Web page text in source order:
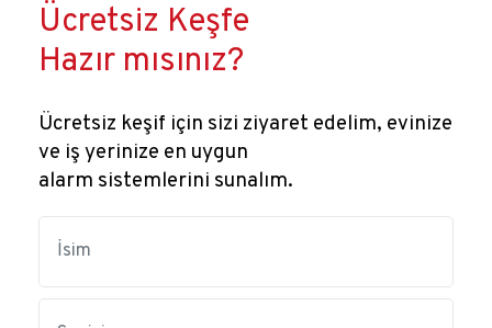
Ücretsiz Keşfe
Hazır mısınız?
Ücretsiz keşif için sizi ziyaret edelim, evinize
ve iş yerinize en uygun
alarm sistemlerini sunalım.